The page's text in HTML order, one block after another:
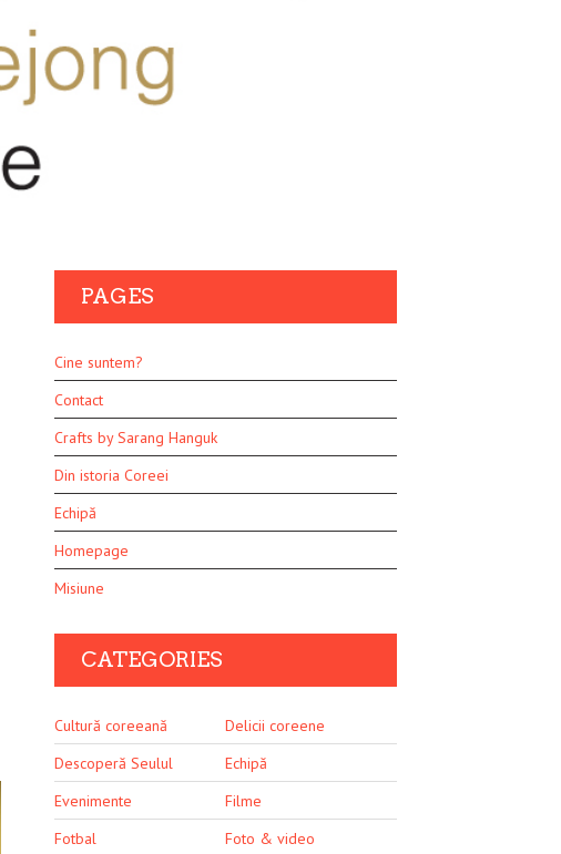
PAGES
Cine suntem?
Contact
Crafts by Sarang Hanguk
Din istoria Coreei
Echipă
Homepage
Misiune
CATEGORIES
Cultură coreeană
Delicii coreene
Descoperă Seulul
Echipă
Evenimente
Filme
Fotbal
Foto & video